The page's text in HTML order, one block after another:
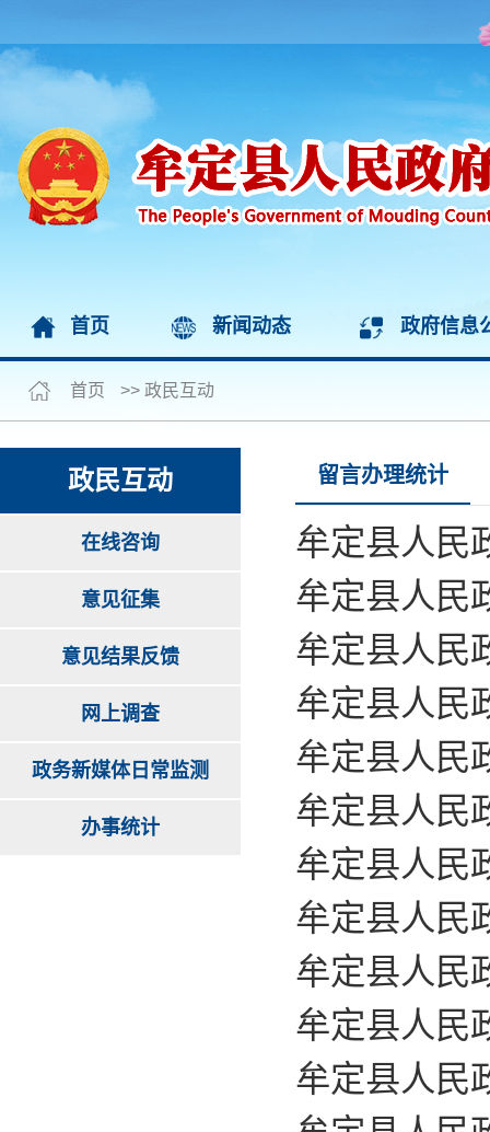
首页 新闻动态 政府信息
首页 >> 政民互动
政民互动
在线咨询
意见征集
意见结果反馈
网上调查
政务新媒体日常监测
办事统计
留言办理统计
牟定县人民
牟定县人民
牟定县人民
牟定县人民
牟定县人民
牟定县人民
牟定县人民
牟定县人民
牟定县人民
牟定县人民
牟定县人民